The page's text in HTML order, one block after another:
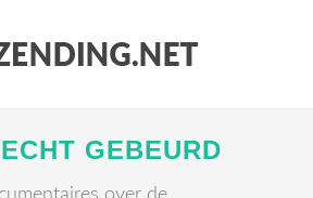
GEBEURD